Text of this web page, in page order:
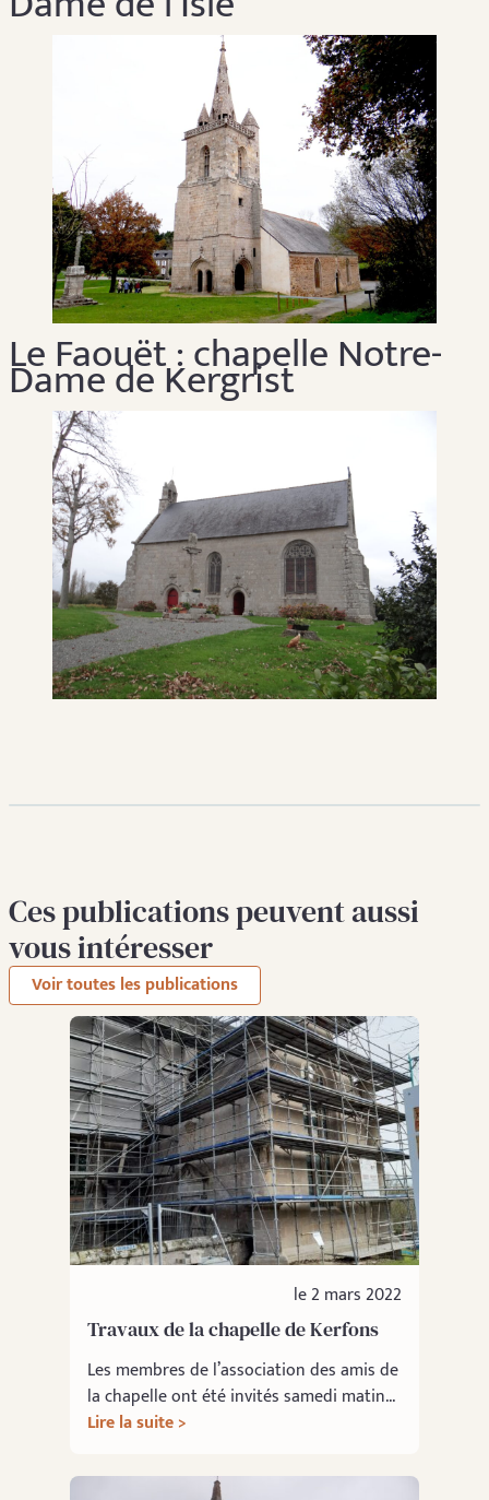
Le Faouët : chapelle Notre-
Dame de Kergrist
Ces publications peuvent aussi
vous intéresser
Voir toutes les publications
le 2 mars 2022
Travaux de la chapelle de Kerfons
Les membres de l’association des amis de
la chapelle ont été invités samedi matin...
Lire la suite >